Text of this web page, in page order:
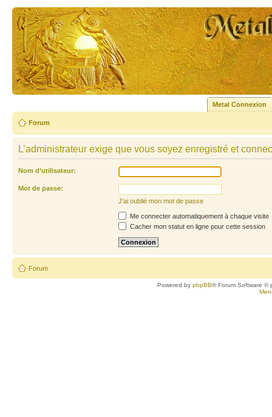
Metal Connexion
Forum
L’administrateur exige que vous soyez enregistré et
Nom d’utilisateur:
Mot de passe:
J’ai oublié mon mot de passe
Me connecter automatiquement à chaque visite
Cacher mon statut en ligne pour cette session
Forum
Powered byphpBB® Forum Software ©